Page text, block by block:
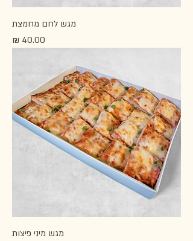
מגש לחם מחמצת
מחיר
מגש מיני פיצות